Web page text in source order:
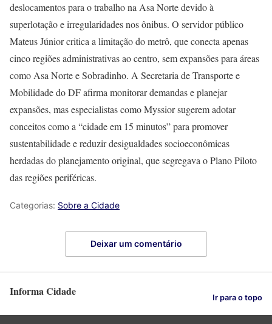
deslocamentos para o trabalho na Asa Norte devido à
superlotação e irregularidades nos ônibus. O servidor público
Mateus Júnior critica a limitação do metrô, que conecta apenas
cinco regiões administrativas ao centro, sem expansões para áreas
como Asa Norte e Sobradinho. A Secretaria de Transporte e
Mobilidade do DF afirma monitorar demandas e planejar
expansões, mas especialistas como Myssior sugerem adotar
conceitos como a “cidade em 15 minutos” para promover
sustentabilidade e reduzir desigualdades socioeconômicas
herdadas do planejamento original, que segregava o Plano Piloto
das regiões periféricas.
Categorias: Sobre a Cidade
Deixar um comentário
Informa Cidade Ir para o topo